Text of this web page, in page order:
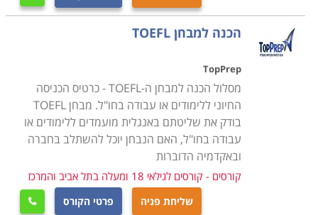
ישנן חברות הייטק וחברות שעוסקות במסחר שתולות את
הקבלה בעבודה בראיון עבודה בשפה או מבחן ידע. לחיזוק
כישורי הלשון ושיפור המיומנויות בכל שלב כדאי להירשם
לקורס. בתי ספר שמציעים לימודי אנגלית אפשר למצוא בכל
רחבי הארץ. רשתות הלימוד הגדולות מפעילות סניפים
במרכזי הערים הגדולות בפריסה ארצית.
הצעד הראשון לקראת הלימודים מתחיל בבחירת קורס
אנגלית מתאים. בבתי הספר הגדולים אפשר יהיה למצוא
מבחר רמות לימוד, תחומים ושיטות לימוד. המבחן הראשוני
הכנה למבחן TOEFL
TopPrep
מסלול הכנה למבחן ה-TOEFL - כרטיס הכניסה
החיוני ללימודים או עבודה בחו"ל. מבחן TOEFL
בודק את שליטתם באנגלית מועמדים ללימודים או
עבודה בחו"ל, האם הנבחן יוכל להשתלב בחברה
ובאקדמיה הדוברות
קורסים - קורסים לגילאי 18 ומעלה בתל אביב והמרכז
שליחת פניה פרטי הקורס 